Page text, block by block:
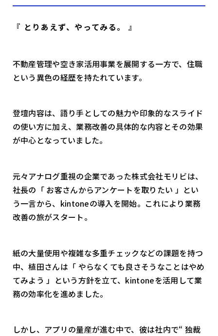
『 とりあえず、やってみる。 』
不動産管理や空き家活用事業を展開する一方で、住職
という異色の経歴を持たれています。
登壇内容は、語り手としての魅力や印象的なスライド
の使い方に加え、業務改善の具体的な内容とその効果
が中心となっていました。
元々アナログ重視の企業であった株式会社モリビは、
社長の「 お客さんからアンケートを取りたい 」とい
う一言から、kintoneの導入を開始。これにより業務
改善の旅がスタート。
紙の大量使用や複雑な多重チェックなどの課題を持つ
中、植田さんは「 やらなくても良さそうなことはやめ
てみよう 」という方針を立て、kintoneを活用して業
務の効率化を進めました。
しかし、アプリの量産が進む中で、彼は社内で“ 独裁